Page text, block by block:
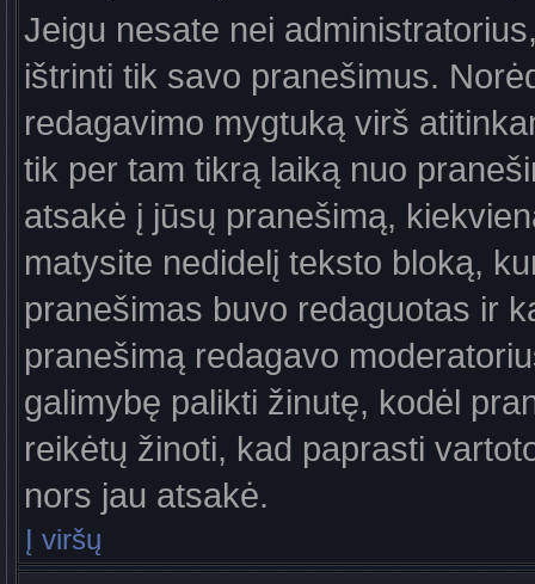
Jeigu nesate nei
ištrinti tik savo pranešimus.
redagavimo mygtuką virš
tik per tam tikrą laiką nuo
atsakė į jūsų pranešimą,
matysite nedidelį teksto bloką,
pranešimas buvo redaguotas ir
pranešimą redagavo
galimybę palikti žinutę, kodėl
reikėtų žinoti, kad paprasti
nors jau atsakė.
Į viršų